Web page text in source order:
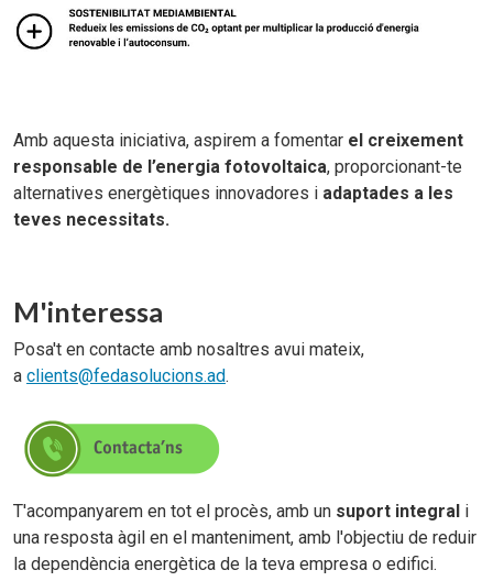
Amb aquesta iniciativa, aspirem a fomentar el creixement
responsable de l’energia fotovoltaica, proporcionant-te
alternatives energètiques innovadores i adaptades a les
teves necessitats.
M'interessa
Posa't en contacte amb nosaltres avui mateix,
a clients@fedasolucions.ad.
T'acompanyarem en tot el procès, amb un suport integral i
una resposta àgil en el manteniment, amb l'objectiu de reduir
la dependència energètica de la teva empresa o edifici.